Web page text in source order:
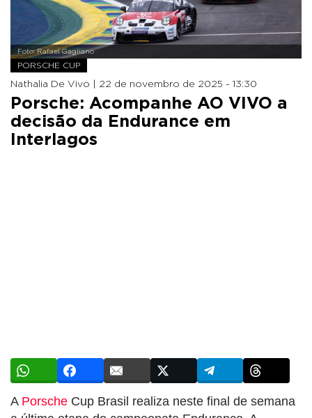
Foto: Rafael Gagliano
PORSCHE CUP
Nathalia De Vivo | 22 de novembro de 2025 - 13:30
Porsche: Acompanhe AO VIVO a
decisão da Endurance em
Interlagos
A Porsche Cup Brasil realiza neste final de semana